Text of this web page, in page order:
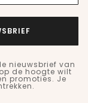
nieuwsbrief van
de hoogte wilt
promoties. Je